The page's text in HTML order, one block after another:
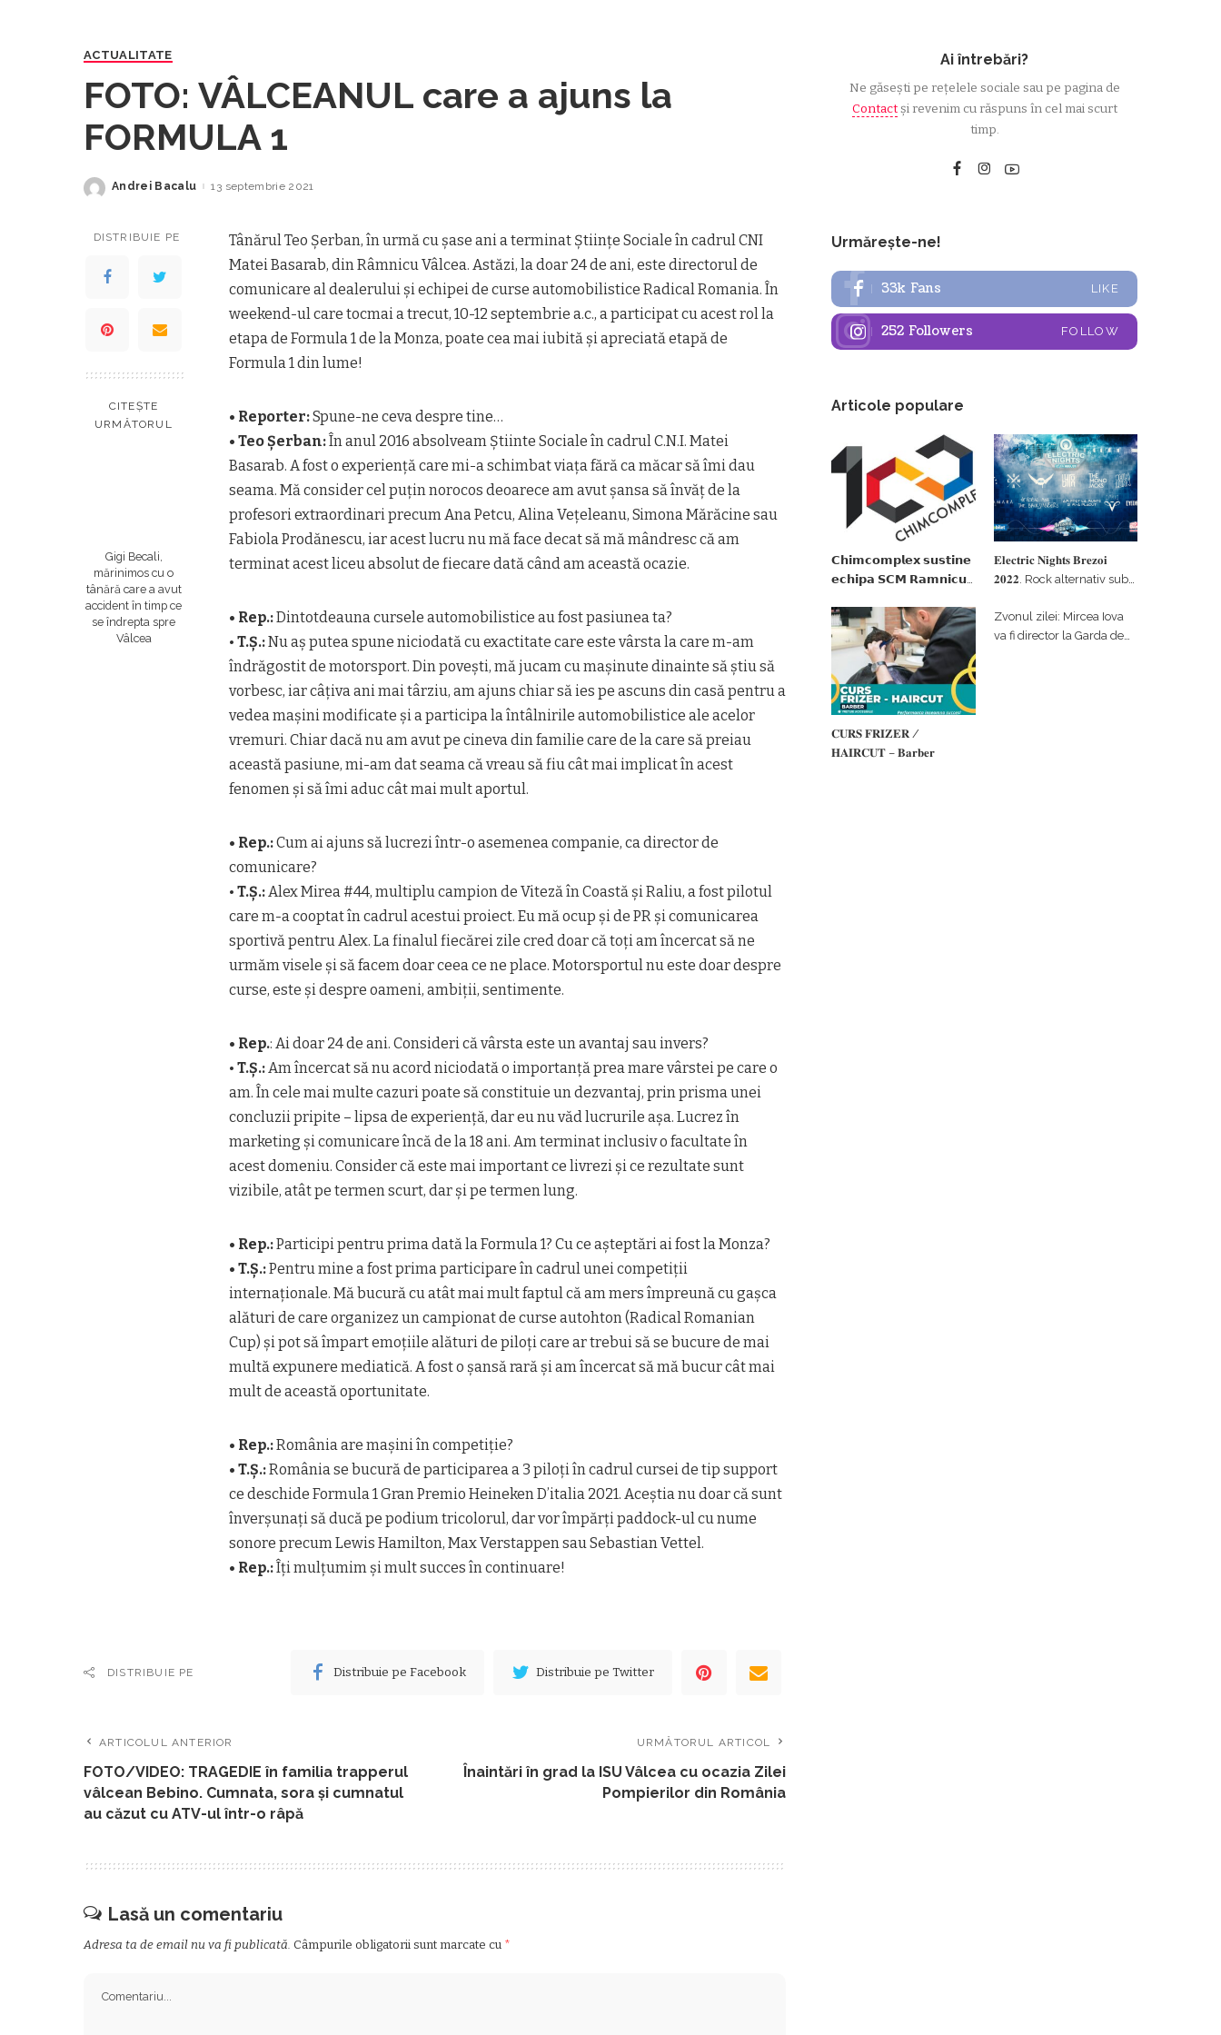
ACTUALITATE
FOTO: VÂLCEANUL care a ajuns la
FORMULA 1
Posted
Andrei Bacalu 13 septembrie 2021
DISTRIBUIE PE
CITEȘTE
URMĂTORUL
Gigi Becali,
mărinimos cu o
tânără care a avut
accident în timp ce
se îndrepta spre
Vâlcea
Tânărul Teo Șerban, în urmă cu șase ani a terminat Științe Sociale în cadrul CNI
Matei Basarab, din Râmnicu Vâlcea. Astăzi, la doar 24 de ani, este directorul de
comunicare al dealerului și echipei de curse automobilistice Radical Romania. În
weekend-ul care tocmai a trecut, 10-12 septembrie a.c., a participat cu acest rol la
etapa de Formula 1 de la Monza, poate cea mai iubită și apreciată etapă de
Formula 1 din lume!
• Reporter:Spune-ne ceva despre tine…
• Teo Șerban:În anul 2016 absolveam Știinte Sociale în cadrul C.N.I. Matei
Basarab. A fost o experiență care mi-a schimbat viața fără ca măcar să îmi dau
seama. Mă consider cel puțin norocos deoarece am avut șansa să învăț de la
profesori extraordinari precum Ana Petcu, Alina Vețeleanu, Simona Mărăcine sau
Fabiola Prodănescu, iar acest lucru nu mă face decat să mă mândresc că am
terminat acest liceu absolut de fiecare dată când am această ocazie.
• Rep.:Dintotdeauna cursele automobilistice au fost pasiunea ta?
• T.Ș.:Nu aș putea spune niciodată cu exactitate care este vârsta la care m-am
îndrăgostit de motorsport. Din povești, mă jucam cu mașinute dinainte să știu să
vorbesc, iar câțiva ani mai târziu, am ajuns chiar să ies pe ascuns din casă pentru a
vedea mașini modificate și a participa la întâlnirile automobilistice ale acelor
vremuri. Chiar dacă nu am avut pe cineva din familie care de la care să preiau
această pasiune, mi-am dat seama că vreau să fiu cât mai implicat în acest
fenomen și să îmi aduc cât mai mult aportul.
• Rep.:Cum ai ajuns să lucrezi într-o asemenea companie, ca director de
comunicare?
• T.Ș.: Alex Mirea #44, multiplu campion de Viteză în Coastă și Raliu, a fost pilotul
care m-a cooptat în cadrul acestui proiect. Eu mă ocup și de PR și comunicarea
sportivă pentru Alex. La finalul fiecărei zile cred doar că toți am încercat să ne
urmăm visele și să facem doar ceea ce ne place. Motorsportul nu este doar despre
curse, este și despre oameni, ambiții, sentimente.
• Rep.: Ai doar 24 de ani. Consideri că vârsta este un avantaj sau invers?
• T.Ș.: Am încercat să nu acord niciodată o importanță prea mare vârstei pe care o
am. În cele mai multe cazuri poate să constituie un dezvantaj, prin prisma unei
concluzii pripite – lipsa de experiență, dar eu nu văd lucrurile așa. Lucrez în
marketing și comunicare încă de la 18 ani. Am terminat inclusiv o facultate în
acest domeniu. Consider că este mai important ce livrezi și ce rezultate sunt
vizibile, atât pe termen scurt, dar și pe termen lung.
• Rep.:Participi pentru prima dată la Formula 1? Cu ce așteptări ai fost la Monza?
• T.Ș.:Pentru mine a fost prima participare în cadrul unei competiții
internaționale. Mă bucură cu atât mai mult faptul că am mers împreună cu gașca
alături de care organizez un campionat de curse autohton (Radical Romanian
Cup) și pot să împart emoțiile alături de piloți care ar trebui să se bucure de mai
multă expunere mediatică. A fost o șansă rară și am încercat să mă bucur cât mai
mult de această oportunitate.
• Rep.:România are mașini în competiție?
• T.Ș.:România se bucură de participarea a 3 piloți în cadrul cursei de tip support
ce deschide Formula 1 Gran Premio Heineken D’italia 2021. Aceștia nu doar că sunt
înverșunați să ducă pe podium tricolorul, dar vor împărți paddock-ul cu nume
sonore precum Lewis Hamilton, Max Verstappen sau Sebastian Vettel.
• Rep.:Îți mulțumim și mult succes în continuare!
DISTRIBUIE PE Distribuie pe Facebook Distribuie pe Twitter
ARTICOLUL ANTERIOR
FOTO/VIDEO: TRAGEDIE în familia trapperul
vâlcean Bebino. Cumnata, sora și cumnatul
au căzut cu ATV-ul într-o râpă
URMĂTORUL ARTICOL
Înaintări în grad la ISU Vâlcea cu ocazia Zilei
Pompierilor din România
Lasă un comentariu
Adresa ta de email nu va fi publicată. Câmpurile obligatorii sunt marcate cu *
Ai întrebări?
Ne găsești pe rețelele sociale sau pe pagina de
Contactși revenim cu răspuns în cel mai scurt
timp.
Urmărește-ne!
33k Fans LIKE
252 Followers FOLLOW
Articole populare
𝗖𝗵𝗶𝗺𝗰𝗼𝗺𝗽𝗹𝗲𝘅 𝘀𝘂𝘀𝘁𝗶𝗻𝗲
𝗲𝗰𝗵𝗶𝗽𝗮 𝗦𝗖𝗠 𝗥𝗮𝗺𝗻𝗶𝗰𝘂
𝗽𝗮𝗿𝘁𝗲𝗻𝗲𝗿 𝗳𝗶𝗻𝗮𝗻𝘁𝗮𝘁𝗼𝗿
𝐄𝐥𝐞𝐜𝐭𝐫𝐢𝐜 𝐍𝐢𝐠𝐡𝐭𝐬 𝐁𝐫𝐞𝐳𝐨𝐢
𝟐𝟎𝟐𝟐. Rock alternativ sub
#𝐁𝐫𝐞𝐳𝐨𝐢𝐮𝐥𝐋𝐮𝐦𝐢𝐢
𝐂𝐔𝐑𝐒 𝐅𝐑𝐈𝐙𝐄𝐑 /
𝐇𝐀𝐈𝐑𝐂𝐔𝐓 – 𝐁𝐚𝐫𝐛𝐞𝐫
Zvonul zilei: Mircea Iova
va fi director la Garda de